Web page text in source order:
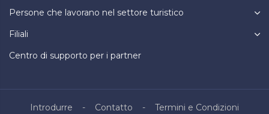
Persone che lavorano nel settore turistico
Filiali
Centro di supporto per i partner
Introdurre Contatto
Termini e Condizioni